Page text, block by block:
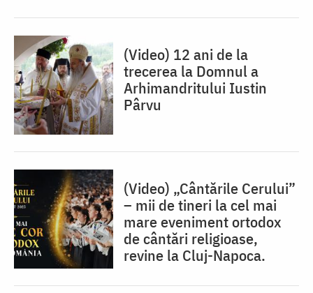
(Video) 12 ani de la
trecerea la Domnul a
Arhimandritului Iustin
Pârvu
(Video) „Cântările Cerului”
– mii de tineri la cel mai
mare eveniment ortodox
de cântări religioase,
revine la Cluj-Napoca.